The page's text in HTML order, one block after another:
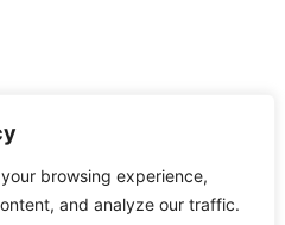
browsing experience,
and analyze our traffic.